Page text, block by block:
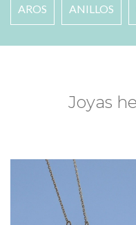
AROS ANILLOS
Joyas